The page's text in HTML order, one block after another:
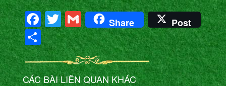
Facebook
Twitter
Gmail
Share Post
Share
CÁC BÀI LIÊN QUAN KHÁC